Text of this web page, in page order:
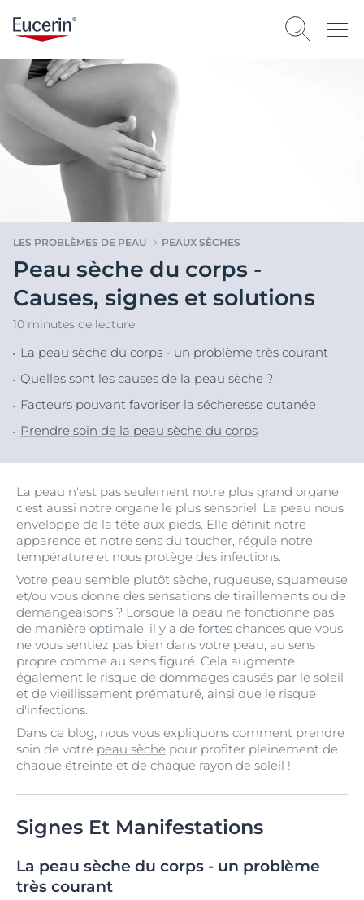
LES PROBLÈMES DE PEAU PEAUX SÈCHES
Peau sèche du corps -
Causes, signes et solutions
10 minutes de lecture
La peau sèche du corps - un problème très courant
Quelles sont les causes de la peau sèche ?
Facteurs pouvant favoriser la sécheresse cutanée
Prendre soin de la peau sèche du corps
La peau n'est pas seulement notre plus grand organe,
c'est aussi notre organe le plus sensoriel. La peau nous
enveloppe de la tête aux pieds. Elle définit notre
apparence et notre sens du toucher, régule notre
température et nous protège des infections.
Votre peau semble plutôt sèche, rugueuse, squameuse
et/ou vous donne des sensations de tiraillements ou de
démangeaisons ? Lorsque la peau ne fonctionne pas
de manière optimale, il y a de fortes chances que vous
ne vous sentiez pas bien dans votre peau, au sens
propre comme au sens figuré. Cela augmente
également le risque de dommages causés par le soleil
et de vieillissement prématuré, ainsi que le risque
d'infections.
Dans ce blog, nous vous expliquons comment prendre
soin de votre peau sèche pour profiter pleinement de
chaque étreinte et de chaque rayon de soleil !
Signes Et Manifestations
La peau sèche du corps - un problème
très courant